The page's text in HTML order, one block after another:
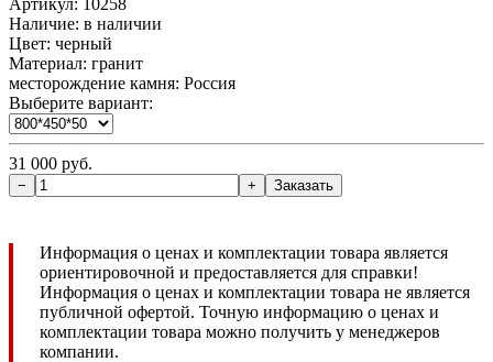
Артикул: 10258
Наличие: в наличии
Цвет: черный
Материал: гранит
месторождение камня: Россия
Выберите вариант:
31 000 руб.
Информация о ценах и комплектации товара является
ориентировочной и предоставляется для справки!
Информация о ценах и комплектации товара не является
публичной офертой. Точную информацию о ценах и
комплектации товара можно получить у менеджеров
компании.